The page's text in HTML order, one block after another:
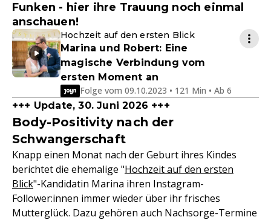
Funken - hier ihre Trauung noch einmal
anschauen!
Hochzeit auf den ersten Blick
Marina und Robert: Eine
magische Verbindung vom
ersten Moment an
Folge vom 09.10.2023 • 121 Min • Ab 6
+++ Update, 30. Juni 2026 +++
Body-Positivity nach der
Schwangerschaft
Knapp einen Monat nach der Geburt ihres Kindes
berichtet die ehemalige "Hochzeit auf den ersten
Blick"-Kandidatin Marina ihren Instagram-
Follower:innen immer wieder über ihr frisches
Mutterglück. Dazu gehören auch Nachsorge-Termine